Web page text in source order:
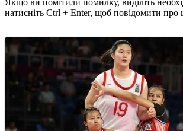
Якщо ви помітили помилку, виділіть
натисніть Ctrl + Enter, щоб повідомити про